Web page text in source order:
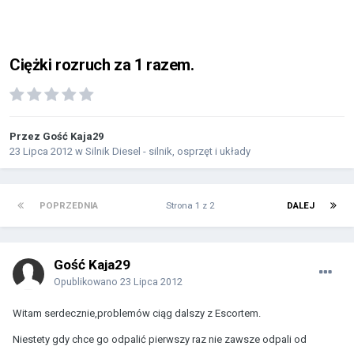
Ciężki rozruch za 1 razem.
Przez Gość Kaja29
23 Lipca 2012 w Silnik Diesel - silnik, osprzęt i układy
POPRZEDNIA DALEJ
Strona 1 z 2
Gość Kaja29
Opublikowano 23 Lipca 2012
Witam serdecznie,problemów ciąg dalszy z Escortem.
Niestety gdy chce go odpalić pierwszy raz nie zawsze odpali od